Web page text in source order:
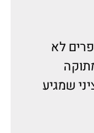
לא
שמגיע